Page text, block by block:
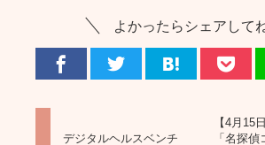
よかったらシェアして
デジタルヘルスベンチ
【4月15
「名探